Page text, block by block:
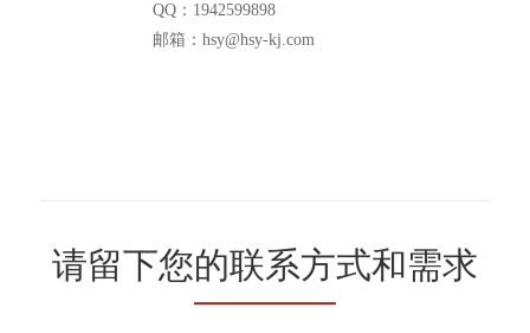
QQ：1942599898
邮箱：hsy@hsy-kj.com
请留下您的联系方式和需求